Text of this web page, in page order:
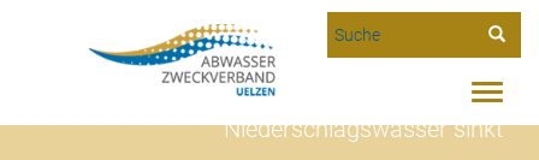
Suche
Toggle
Presseartikel: Gebühr für Schmutz- und
Niederschlagswasser sinkt